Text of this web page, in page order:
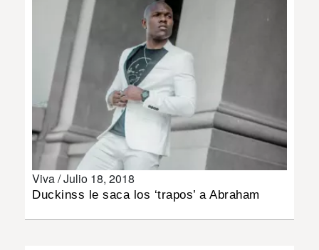
MULTIMEDIA
IMPRESO
Viva /Julio 18, 2018
Duckinss le saca los ‘trapos’ a Abraham